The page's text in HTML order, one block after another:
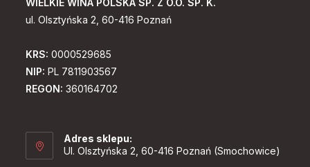
WIELKIE WINA POLSKA SP. Z O.O. SP. K.
ul. Olsztyńska 2, 60-416 Poznań
KRS: 0000529685
NIP: PL 7811903567
REGON: 360164702
Adres sklepu:
Ul. Olsztyńska 2, 60-416 Poznań (Smochowice)